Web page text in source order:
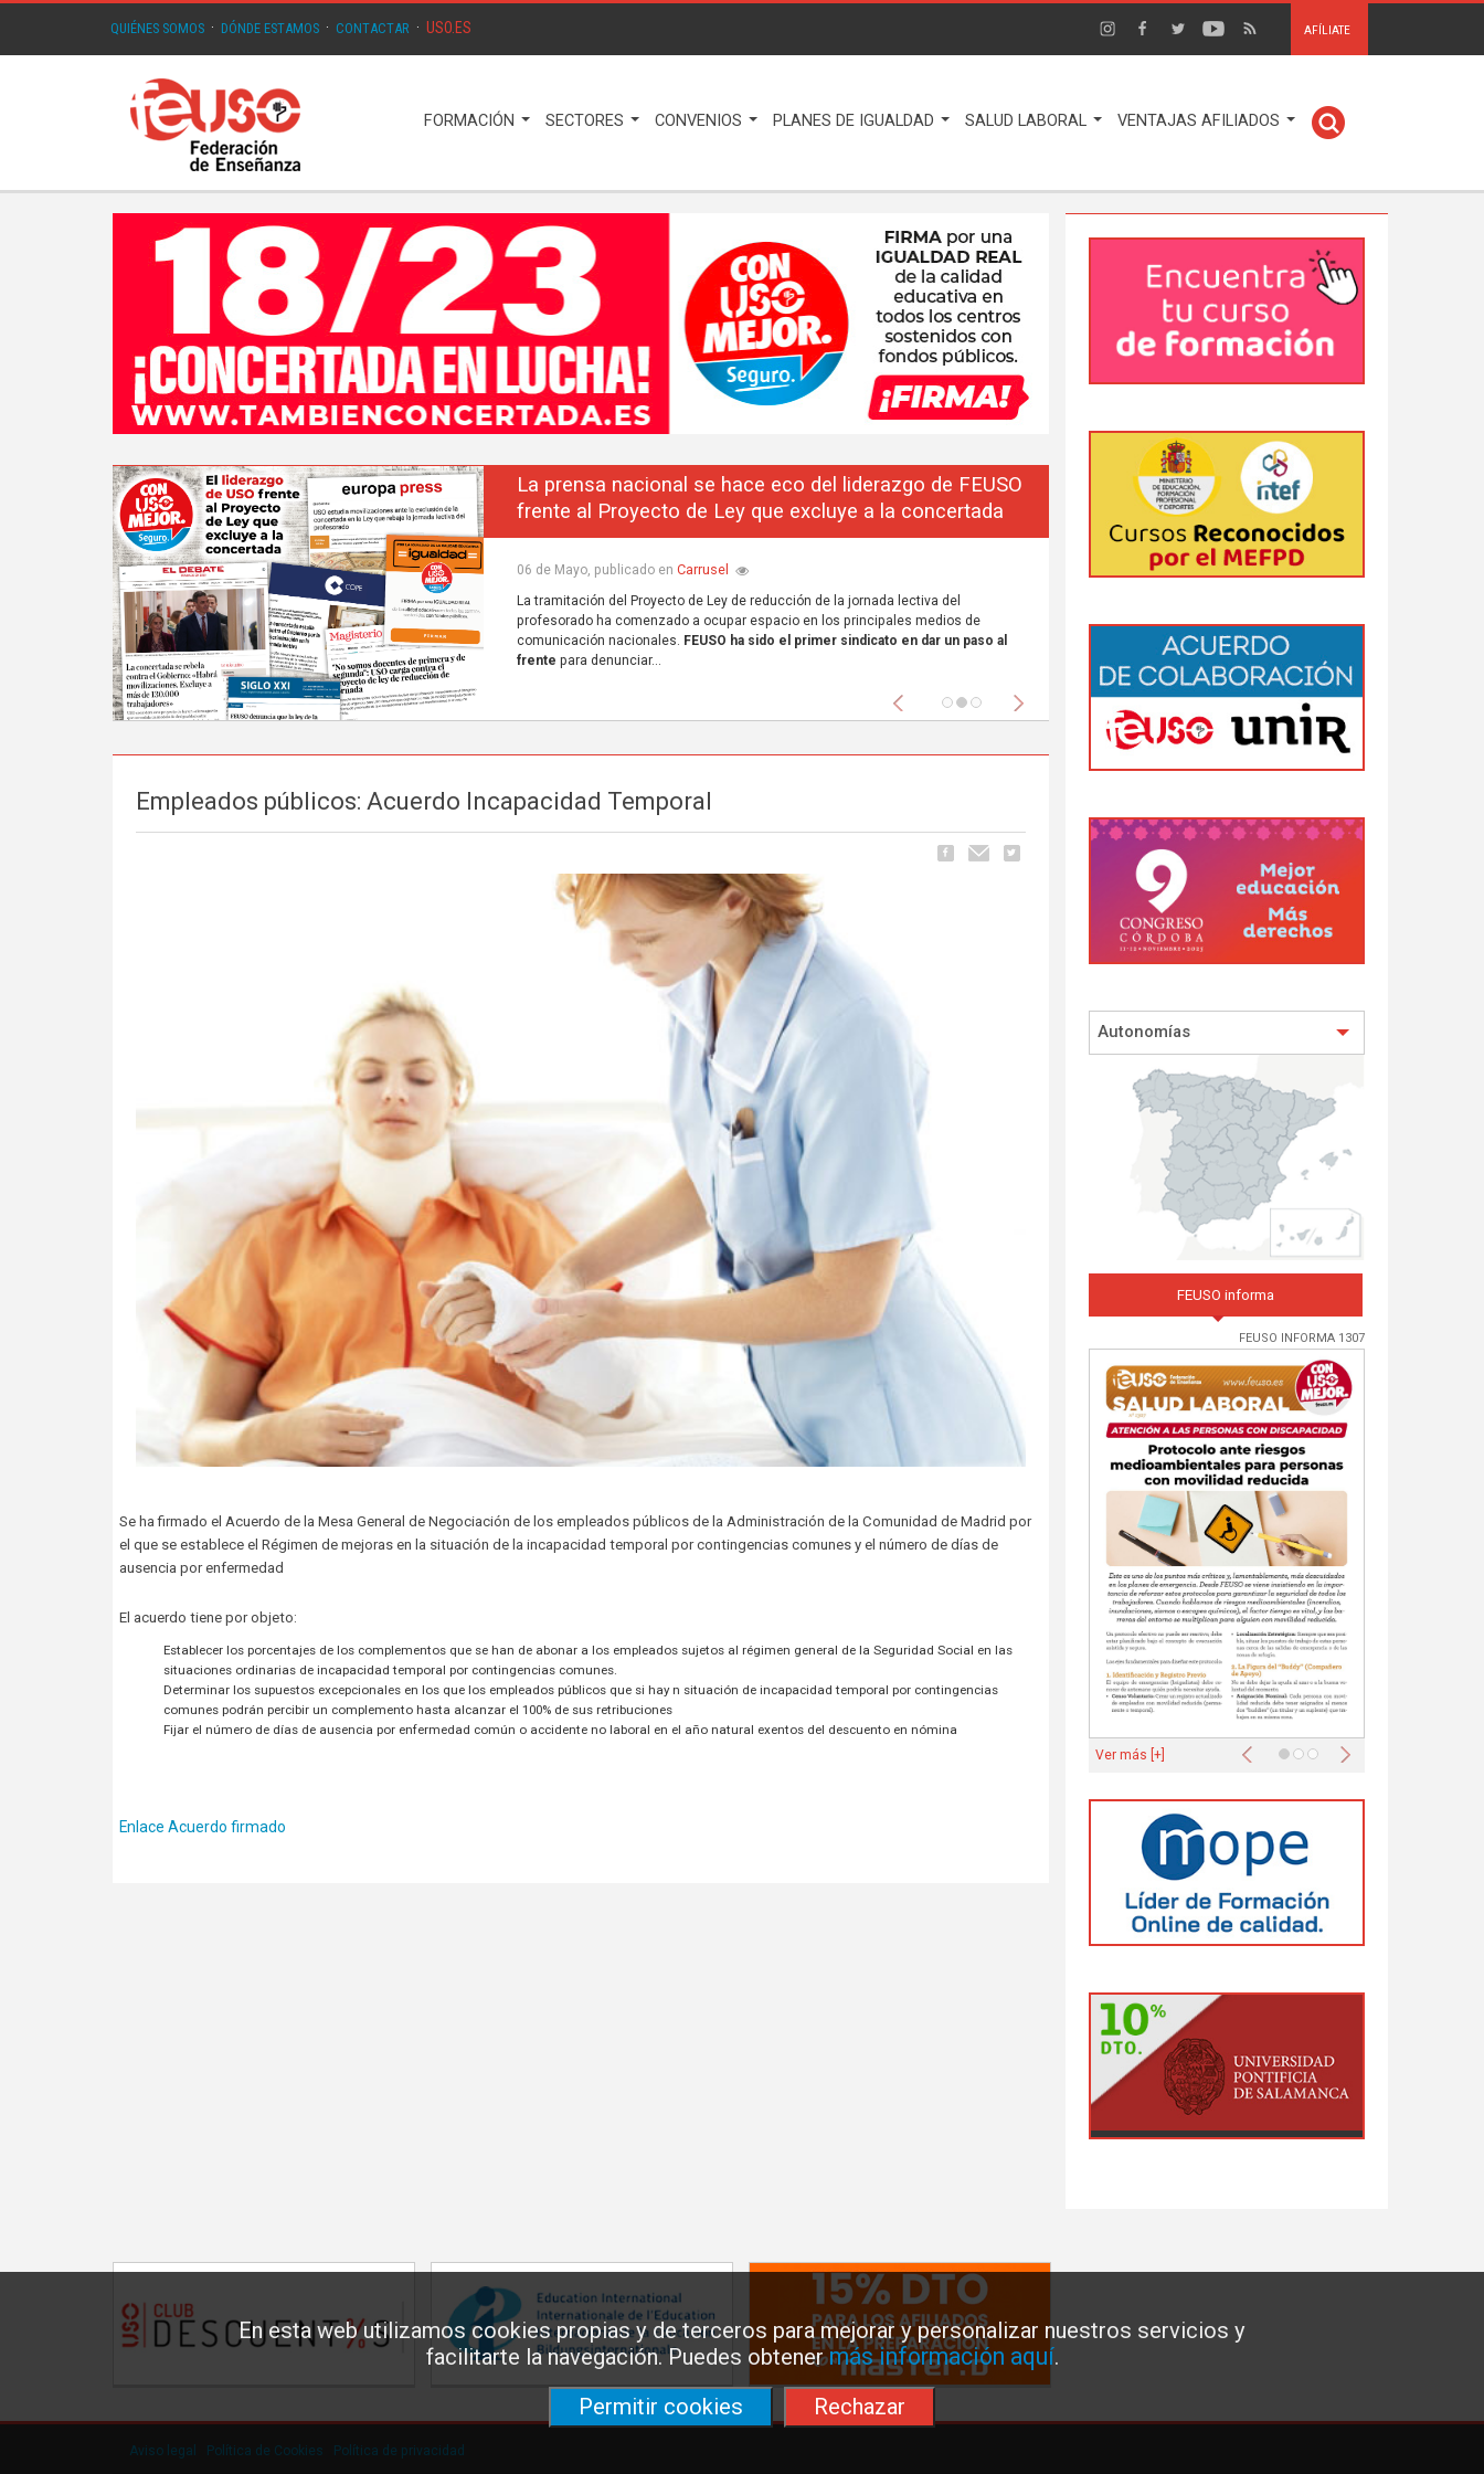
En esta web utilizamos cookies propias y de terceros para mejorar y personalizar nuestros servicios y
facilitarte la navegación. Puedes obtenermás información aquí.
Permitir cookies
Rechazar
QUIÉNES SOMOS · DÓNDE ESTAMOS · CONTACTAR · USO.ES AFÍLIATE
FORMACIÓN SECTORES CONVENIOS PLANES DE IGUALDAD SALUD LABORAL VENTAJAS AFILIADOS
La prensa nacional se hace eco del liderazgo de FEUSO
frente al Proyecto de Ley que excluye a la concertada
06 de Mayo, publicado en Carrusel
La tramitación del Proyecto de Ley de reducción de la jornada lectiva del
profesorado ha comenzado a ocupar espacio en los principales medios de
comunicación nacionales. FEUSO ha sido el primer sindicato en dar un paso al
frente para denunciar...
Anterior Siguiente
Empleados públicos: Acuerdo Incapacidad Temporal
Se ha firmado el Acuerdo de la Mesa General de Negociación de los empleados públicos de la Administración de la Comunidad de Madrid por
el que se establece el Régimen de mejoras en la situación de la incapacidad temporal por contingencias comunes y el número de días de
ausencia por enfermedad
El acuerdo tiene por objeto:
Establecer los porcentajes de los complementos que se han de abonar a los empleados sujetos al régimen general de la Seguridad Social en las
situaciones ordinarias de incapacidad temporal por contingencias comunes.
Determinar los supuestos excepcionales en los que los empleados públicos que si hay n situación de incapacidad temporal por contingencias
comunes podrán percibir un complemento hasta alcanzar el 100% de sus retribuciones
Fijar el número de días de ausencia por enfermedad común o accidente no laboral en el año natural exentos del descuento en nómina
Enlace Acuerdo firmado
Autonomías
FEUSO informa
FEUSO INFORMA 1307
Anterior Siguiente
Ver más [+]
Aviso legal Política de Cookies Política de privacidad